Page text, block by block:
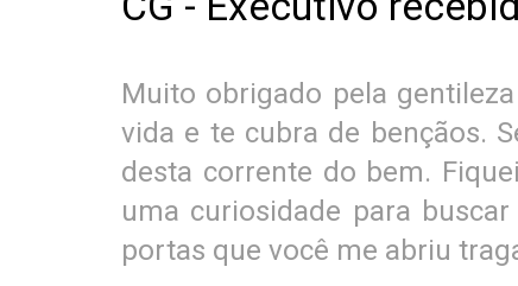
Muito obrigado pela
vida e te cubra de bençãos.
desta corrente do bem.
uma curiosidade para
portas que você me abriu